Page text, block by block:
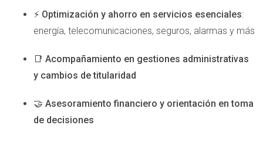
tendencias es vital para fijar un precio adecuado. Si hay
una alta demanda en tu área y pocas casas disponibles,
hay muchas propiedades similares en venta, quizás debas
ajustar tus expectativas hacia abajo para atraer a posibles
CASOS PRÁCTICOS
⚡ Optimización y ahorro en servicios esenciales:
energía, telecomunicaciones, seguros, alarmas y más
📑 Acompañamiento en gestiones administrativas
y cambios de titularidad
🤝 Asesoramiento financiero y orientación en toma
de decisiones